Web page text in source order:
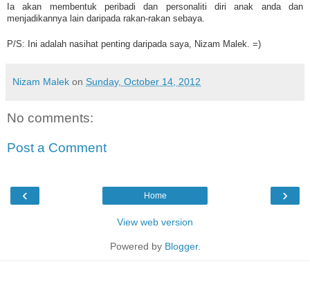
Ia akan membentuk peribadi dan personaliti diri anak anda dan
menjadikannya lain daripada rakan-rakan sebaya.
P/S: Ini adalah nasihat penting daripada saya, Nizam Malek. =)
Nizam Malek on Sunday, October 14, 2012
No comments:
Post a Comment
‹ ›
Home
View web version
Powered by Blogger.